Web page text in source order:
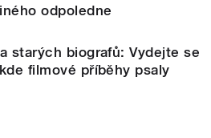
odpoledne
starých biografů: Vydejte se
filmové příběhy psaly